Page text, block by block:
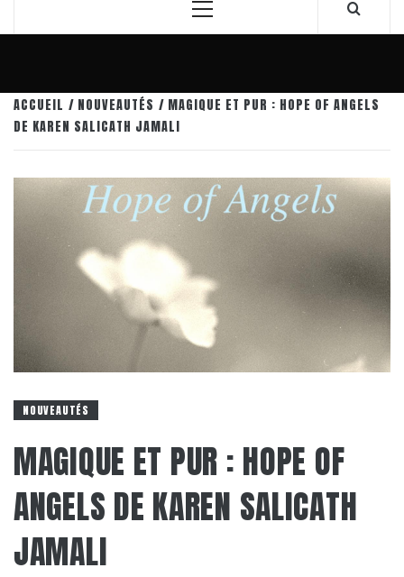
Menu
ACCUEIL NOUVEAUTÉS
MAGIQUE ET PUR : HOPE OF ANGELS
DE KAREN SALICATH JAMALI
NOUVEAUTÉS
MAGIQUE ET PUR : HOPE OF
ANGELS DE KAREN SALICATH
JAMALI